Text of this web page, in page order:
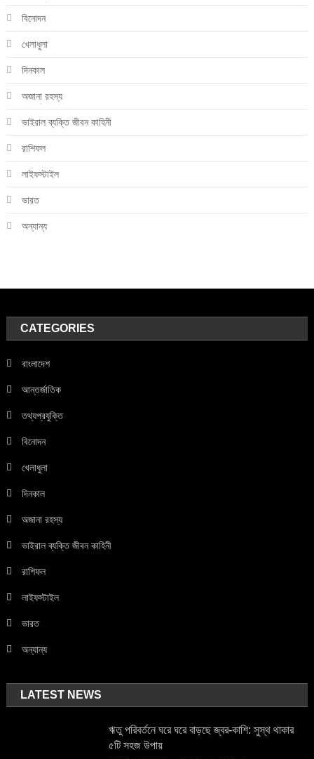
বিনোদন
খেলাধুলা
দিনকাল
অজানা রহস্য
ভাইরাল ব্যক্তি জীবন কাহিনী
রাশিফল
লাইফস্টাইল
ভারত
অন্যান্য
CATEGORIES
বাংলাদেশ
আন্তর্জাতিক
তথ্যপ্রযুক্তি
বিনোদন
খেলাধুলা
দিনকাল
অজানা রহস্য
ভাইরাল ব্যক্তি জীবন কাহিনী
রাশিফল
লাইফস্টাইল
ভারত
অন্যান্য
LATEST NEWS
ঋতু পরিবর্তনে ঘরে ঘরে বাড়ছে জ্বর-কাশি: সুস্থ থাকার
৫টি সহজ উপায়